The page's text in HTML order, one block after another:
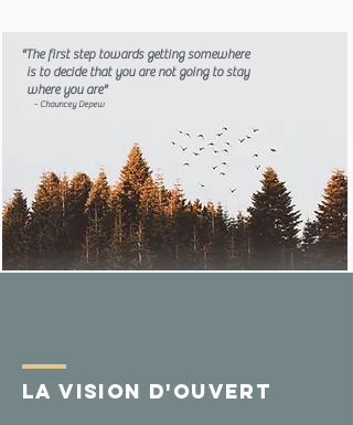
"The first step towards getting somewhere
is to decide that you are not going to stay
where you are"
- Chauncey Depew
la vision d'ouvert